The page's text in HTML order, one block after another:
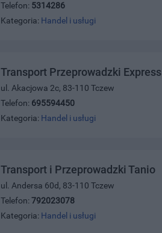
Telefon: 5314286
Kategoria: Handel i usługi
Transport Przeprowadzki
ul. Akacjowa 2c, 83-110 Tczew
Telefon: 695594450
Kategoria: Handel i usługi
Transport i Przeprowadzki Tanio
ul. Andersa 60d, 83-110 Tczew
Telefon: 792023078
Kategoria: Handel i usługi